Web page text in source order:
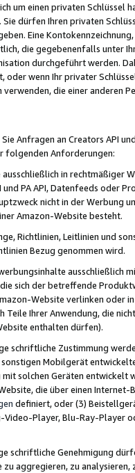
um einen privaten
Sie dürfen Ihren privaten
Eine
die gegebenenfalls unter
durchgeführt werden.
oder wenn Ihr privater
die einer anderen
Sie Anfragen an Creators API
folgenden Anforderungen:
in rechtmäßiger
und PA API, Datenfeeds oder
nicht in der Werbung
Amazon-Website besteht.
Richtlinien, Leitlinien und
Bezug genommen wird.
ausschließlich
sich der betreffende
Website verlinken oder
Teile Ihrer Anwendung, die
enthalten dürfen).
schriftliche Zustimmung
Mobilgerät
solchen Geräten
die über einen
definiert, oder (3)
Player, Blu-Ray-Player
schriftliche Genehmigung
aggregieren, zu